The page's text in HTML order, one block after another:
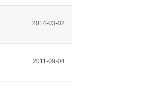
2014-03-02
2011-09-04